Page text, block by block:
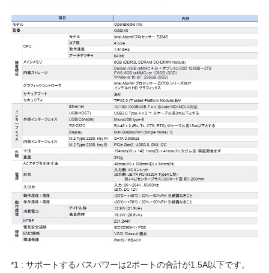
*1 : サポートするバスパワーは2ポートの合計が1.5A以下です。